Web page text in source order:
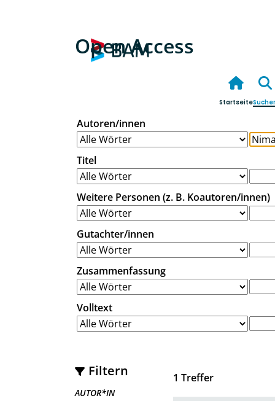
Open Access
Startseite
Autoren/innen
Titel
Weitere Personen (z. B. Koautoren/innen)
Gutachter/innen
Zusammenfassung
Volltext
Filtern
AUTOR*IN
1 Treffer